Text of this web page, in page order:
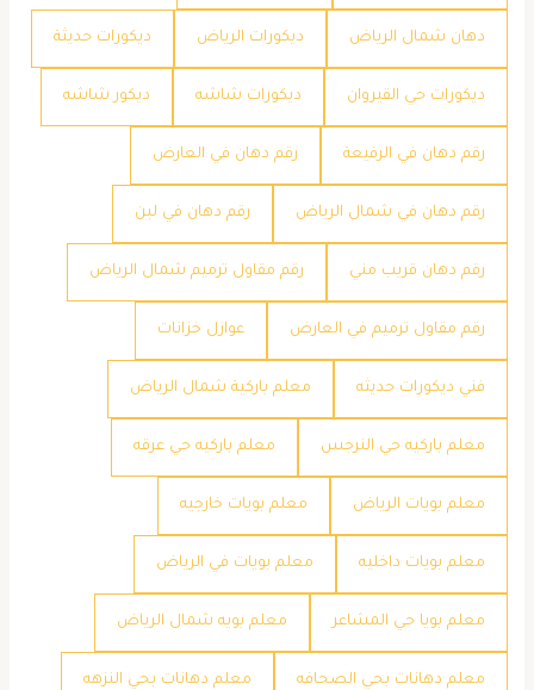
دهان شمال الرياض ديكورات الرياض ديكورات حديثة
ديكورات حي القيروان ديكورات شاشه ديكور شاشه
رقم دهان في الرفيعة رقم دهان في العارض
رقم دهان في شمال الرياض رقم دهان في لبن
رقم دهان قريب مني رقم مقاول ترميم شمال الرياض
رقم مقاول ترميم في العارض عوازل خزانات
فني ديكورات حديثه معلم باركية شمال الرياض
معلم باركيه حي النرجس معلم باركيه حي عرقه
معلم بويات الرياض معلم بويات خارجيه
معلم بويات داخليه معلم بويات في الرياض
معلم بويا حي المشاعر معلم بويه شمال الرياض
معلم دهانات بحي الصحافه معلم دهانات بحي النزهه